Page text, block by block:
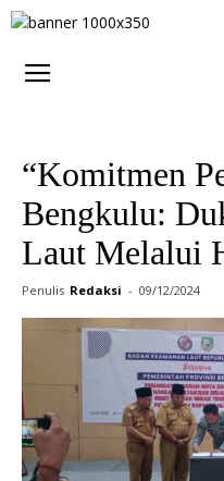
“Komitmen
Bengkulu:
Laut Melalui
Penulis Redaksi - 09/12/2024